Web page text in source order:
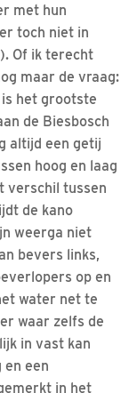
met hun
toch niet in
Of ik terecht
maar de vraag:
het grootste
de Biesbosch
altijd een getij
hoog en laag
verschil tussen
de kano
weerga niet
bevers links,
op en
water net te
waar zelfs de
in vast kan
en een
in het